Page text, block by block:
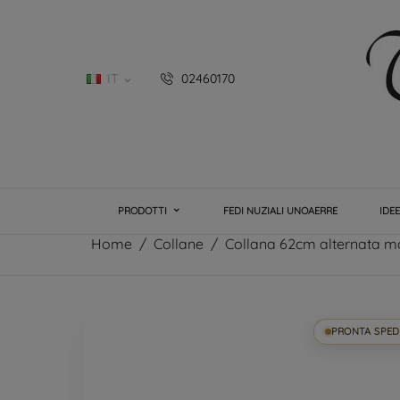
IT  02460170
PRODOTTI FEDI NUZIALI UNOAERRE
Home Collane Collana 62cm alternata
PRONTA